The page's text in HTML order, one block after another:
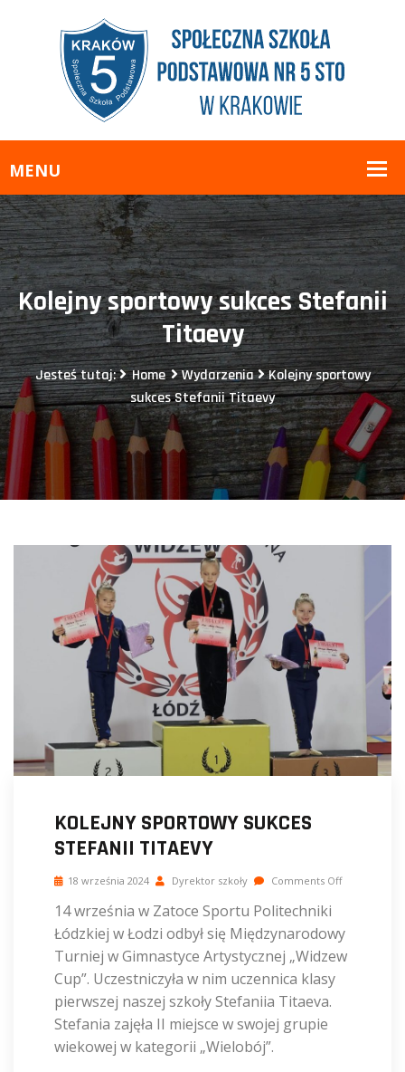
Kolejny sportowy sukces Stefanii
Titaevy
Jesteś tutaj: Home Wydarzenia
Kolejny sportowy
sukces Stefanii Titaevy
KOLEJNY SPORTOWY SUKCES
STEFANII TITAEVY
18 września 2024 Dyrektor szkoły Comments Off
14 września w Zatoce Sportu Politechniki
Łódzkiej w Łodzi odbył się Międzynarodowy
Turniej w Gimnastyce Artystycznej „Widzew
Cup”. Uczestniczyła w nim uczennica klasy
pierwszej naszej szkoły Stefaniia Titaeva.
Stefania zajęła II miejsce w swojej grupie
wiekowej w kategorii „Wielobój”.